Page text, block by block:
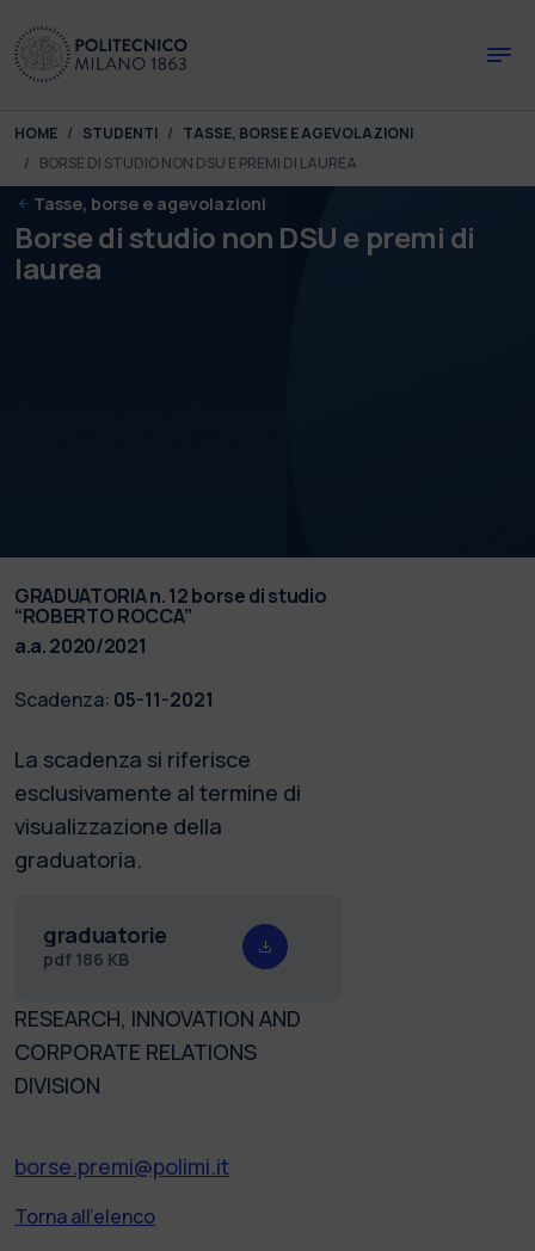
You are here:
HOME STUDENTI
TASSE, BORSE E AGEVOLAZIONI
BORSE DI STUDIO NON DSU E PREMI DI LAUREA
Tasse, borse e agevolazioni
Borse di studio non DSU e premi di
laurea
GRADUATORIA n. 12 borse di studio
“ROBERTO ROCCA”
a.a. 2020/2021
Scadenza: 05-11-2021
La scadenza si riferisce
esclusivamente al termine di
visualizzazione della
graduatoria.
graduatorie
pdf 186 KB
RESEARCH, INNOVATION AND
CORPORATE RELATIONS
DIVISION
borse.premi@polimi.it
Torna all'elenco